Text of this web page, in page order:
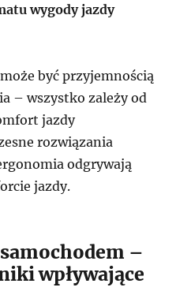
wygody jazdy
być przyjemnością
– wszystko zależy od
jazdy
rozwiązania
odgrywają
jazdy.
–
wpływające